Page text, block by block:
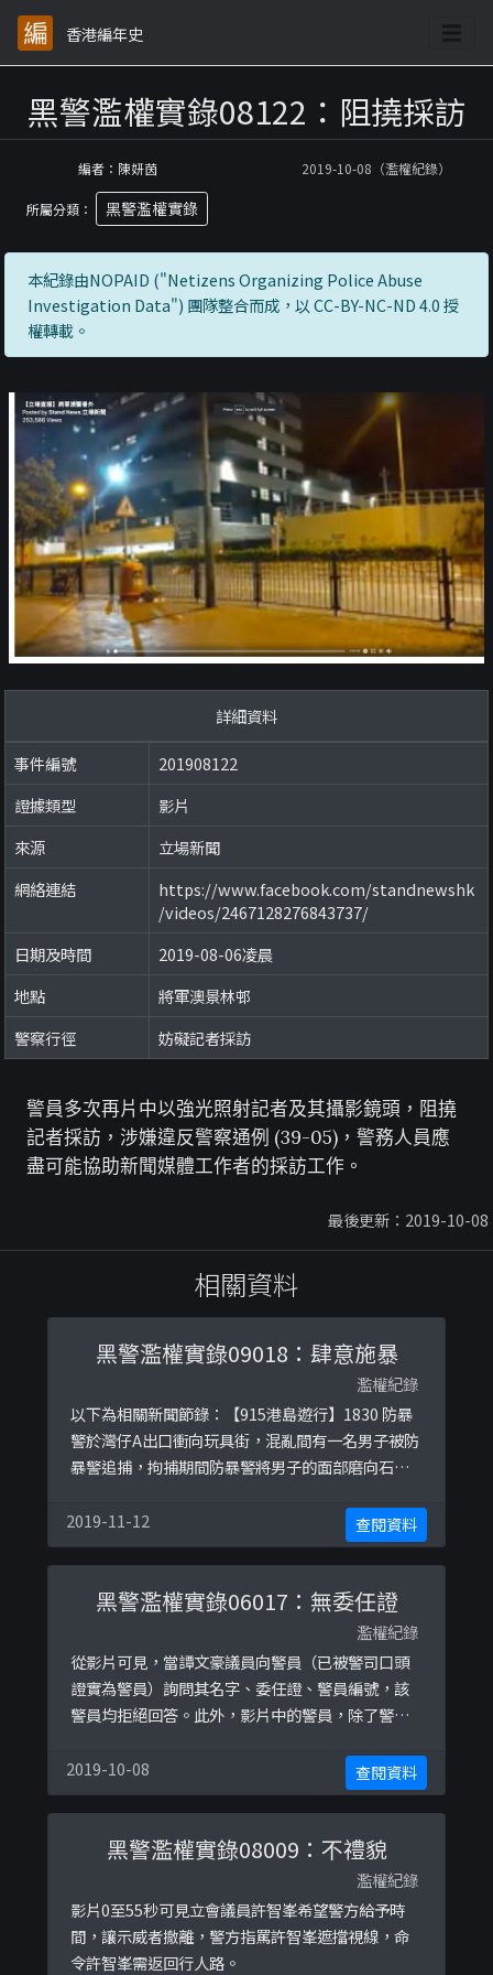
香港編年史
黑警濫權實錄08122：阻撓採訪
編者：陳妍茵 2019-10-08（濫權紀錄）
所屬分類： 黑警濫權實錄
本紀錄由NOPAID ("Netizens Organizing Police Abuse
Investigation Data") 團隊整合而成，以 CC-BY-NC-ND 4.0 授
權轉載。
詳細資料
事件編號
201908122
證據類型
影片
來源
立場新聞
網絡連結
https://www.facebook.com/standnewshk
/videos/2467128276843737/
日期及時間
2019-08-06凌晨
地點
將軍澳景林邨
警察行徑
妨礙記者採訪
警員多次再片中以強光照射記者及其攝影鏡頭，阻撓
記者採訪，涉嫌違反警察通例 (39-05)，警務人員應
盡可能協助新聞媒體工作者的採訪工作。
最後更新：2019-10-08
相關資料
黑警濫權實錄09018：肆意施暴
濫權紀錄
以下為相關新聞節錄：【915港島遊行】1830 防暴
警於灣仔A出口衝向玩具街，混亂間有一名男子被防
暴警追捕，拘捕期間防暴警將男子的面部磨向石屎
血。
2019-11-12 查閱資料
黑警濫權實錄06017：無委任證
濫權紀錄
從影片可見，當譚文豪議員向警員（已被警司口頭
證實為警員）詢問其名字、委任證、警員編號，該
警員均拒絕回答。此外，影片中的警員，除了警司
察通例》(20-14)中指出，便衣人員不論是否當值，
在與巿民接觸和行使警察權力時，必須表明身分及
出示委任證。
2019-10-08 查閱資料
黑警濫權實錄08009：不禮貌
濫權紀錄
影片0至55秒可見立會議員許智峯希望警方給予時
間，讓示威者撤離，警方指罵許智峯遮擋視線，命
令許智峯需返回行人路。